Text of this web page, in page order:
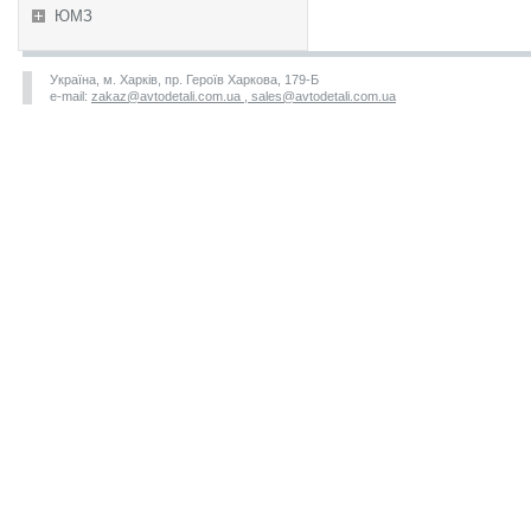
ЮМЗ
Україна, м. Харків, пр. Героїв Харкова, 179-Б
e-mail: zakaz@avtodetali.com.ua , sales@avtodetali.com.ua